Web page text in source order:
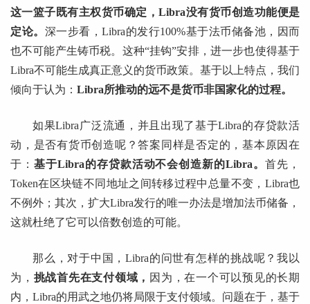
这一篮子既有主权货币确定，Libra没有货币创造功能便是
定论。 深一步看，Libra的发行100%基于法币储备池，因而
也不可能产生铸币税。这种“挂钩”安排，进一步也使得基于
Libra不可能生成真正意义的货币政策。基于以上特点，我们
倾向于认为： Libra所推动的远不是货币非国家化的过程。
如果Libra广泛流通，并且出现了基于Libra的存贷款活
动，是否有货币创造呢？答案同样是否定的，基本原因在
于： 基于Libra的存贷款活动不会创造新的Libra。首先，
Token在区块链不同地址之间转移过程中总量不变，Libra也
不例外；其次，扩大Libra发行的唯一办法是增加法币储备，
这就杜绝了它可以倍数创造的可能。
那么，对于中国，Libra的问世有怎样的挑战呢？我以
为， 挑战首先在支付领域， 因为，在一个可以预见的长期
内，Libra的用武之地仍将局限于支付领域。问题在于，基于